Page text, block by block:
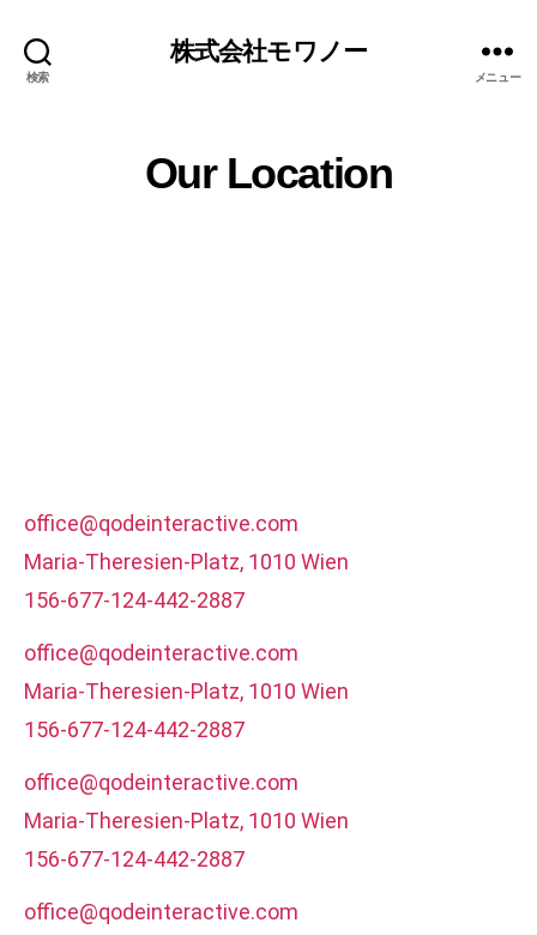
検索
株式会社モワノー
メニュー
Our Location
office@qodeinteractive.com
Maria-Theresien-Platz, 1010 Wien
156-677-124-442-2887
office@qodeinteractive.com
Maria-Theresien-Platz, 1010 Wien
156-677-124-442-2887
office@qodeinteractive.com
Maria-Theresien-Platz, 1010 Wien
156-677-124-442-2887
office@qodeinteractive.com